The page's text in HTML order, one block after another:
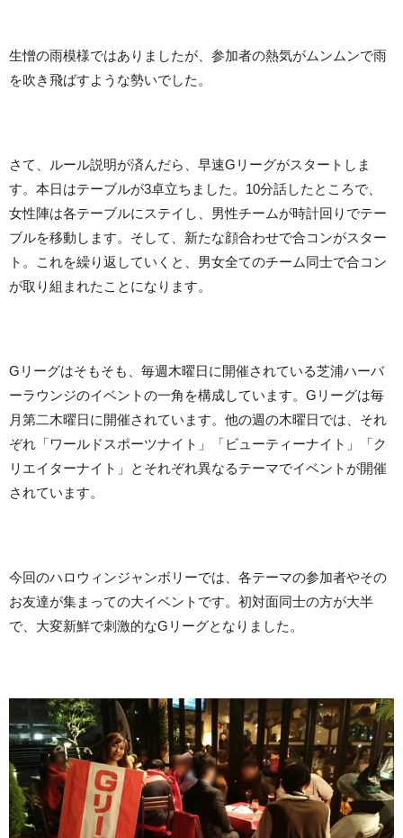
生憎の雨模様ではありましたが、参加者の熱気がムンムンで雨
を吹き飛ばすような勢いでした。
さて、ルール説明が済んだら、早速Gリーグがスタートしま
す。本日はテーブルが3卓立ちました。10分話したところで、
女性陣は各テーブルにステイし、男性チームが時計回りでテー
ブルを移動します。そして、新たな顔合わせで合コンがスター
ト。これを繰り返していくと、男女全てのチーム同士で合コン
が取り組まれたことになります。
Gリーグはそもそも、毎週木曜日に開催されている芝浦ハーバ
ーラウンジのイベントの一角を構成しています。Gリーグは毎
月第二木曜日に開催されています。他の週の木曜日では、それ
ぞれ「ワールドスポーツナイト」「ビューティーナイト」「ク
リエイターナイト」とそれぞれ異なるテーマでイベントが開催
されています。
今回のハロウィンジャンボリーでは、各テーマの参加者やその
お友達が集まっての大イベントです。初対面同士の方が大半
で、大変新鮮で刺激的なGリーグとなりました。